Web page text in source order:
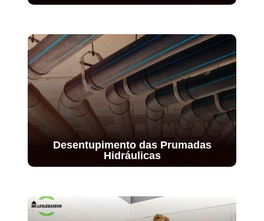
Desentupimento das Prumadas
Hidráulicas